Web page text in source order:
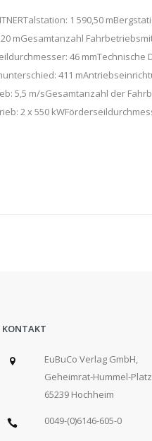
1 590,50
mGesamtanzahl
46 mmTechnische
411
5,5 m/sGesamtanzahl der
2 x 550
KONTAKT
EuBuCo Verlag GmbH,
Geheimrat-Hummel-
65239 Hochheim
0049-(0)6146-605-0